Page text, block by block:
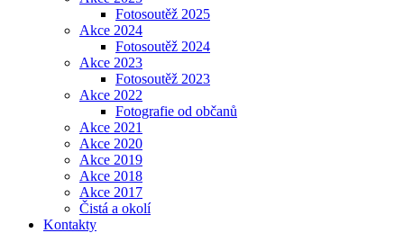
Fotosoutěž 2025
Akce 2024
Fotosoutěž 2024
Akce 2023
Fotosoutěž 2023
Akce 2022
Fotografie od občanů
Akce 2021
Akce 2020
Akce 2019
Akce 2018
Akce 2017
Čistá a okolí
Kontakty